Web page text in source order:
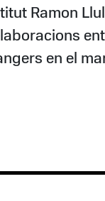
Ramon
en el